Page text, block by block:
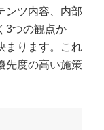
ンツ内容、内部
3つの観点か
まります。これ
先度の高い施策